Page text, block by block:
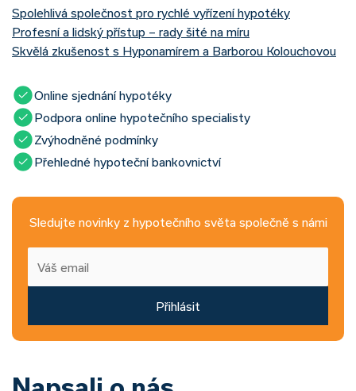
Spolehlivá společnost pro rychlé vyřízení hypotéky
Profesní a lidský přístup – rady šité na míru
Skvělá zkušenost s Hyponamírem a Barborou Kolouchovou
Online sjednání hypotéky
Podpora online hypotečního specialisty
Zvýhodněné podmínky
Přehledné hypoteční bankovnictví
Sledujte novinky z hypotečního světa společně s námi
Přihlásit